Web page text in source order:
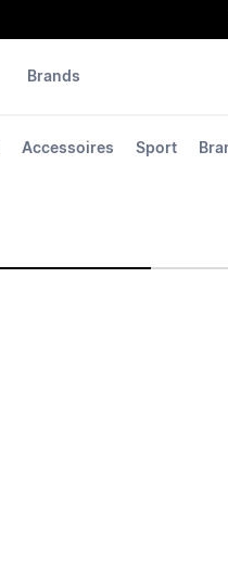
Accessoires Sport
Brands